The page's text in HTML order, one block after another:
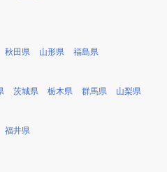
秋田県 山形県 福島県
茨城県 栃木県 群馬県 山梨県
福井県